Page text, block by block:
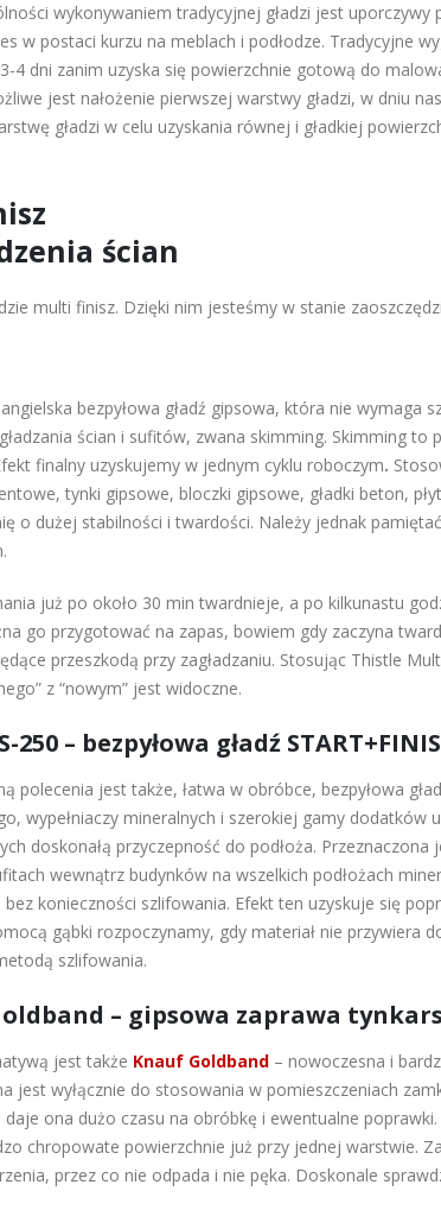
wykonywaniem tradycyjnej gładzi jest uporczywy
w postaci kurzu na meblach i podłodze. Tradycyjne
4 dni zanim uzyska się powierzchnie gotową do
jest nałożenie pierwszej warstwy gładzi, w dniu
gładzi w celu uzyskania równej i gładkiej
ścian
multi finisz. Dzięki nim jesteśmy w stanie
bezpyłowa gładź gipsowa, która nie wymaga
ścian i sufitów, zwana skimming. Skimming to
finalny uzyskujemy w jednym cyklu roboczym.
tynki gipsowe, bloczki gipsowe, gładki beton,
o dużej stabilności i twardości. Należy jednak
już po około 30 min twardnieje, a po kilkunastu
go przygotować na zapas, bowiem gdy zaczyna
przeszkodą przy zagładzaniu. Stosując Thistle
z “nowym” jest widoczne.
250 – bezpyłowa gładź
polecenia jest także, łatwa w obróbce, bezpyłowa
wypełniaczy mineralnych i szerokiej gamy
doskonałą przyczepność do podłoża.
wewnątrz budynków na wszelkich podłożach
konieczności szlifowania. Efekt ten uzyskuje się
gąbki rozpoczynamy, gdy materiał nie przywiera
szlifowania.
– gipsowa zaprawa
jest także Knauf Goldband – nowoczesna i
jest wyłącznie do stosowania w pomieszczeniach
daje ona dużo czasu na obróbkę i ewentualne
chropowate powierzchnie już przy jednej warstwie.
przez co nie odpada i nie pęka. Doskonale